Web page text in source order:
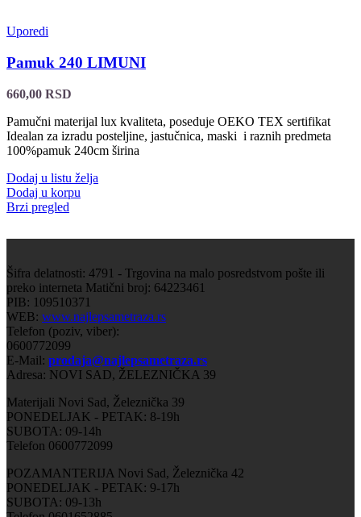
Uporedi
Pamuk 240 LIMUNI
660,00 RSD
Pamučni materijal lux kvaliteta, poseduje OEKO TEX sertifikat
Idealan za izradu posteljine, jastučnica, maski i raznih predmeta
100%pamuk 240cm širina
Dodaj u listu želja
Dodaj u korpu
Brzi pregled
Šifra delatnosti: 4791 - Trgovina na malo posredstvom pošte ili
preko interneta Matični broj: 64223461
PIB: 109510371
WEB: www.najlepsametraza.rs
Telefon (poziv, viber):
0600772099
E-Mail: prodaja@najlepsametraza.rs
Adresa: NOVI SAD, ŽELEZNIČKA 39
Materijali Novi Sad, Železnička 39
PONEDELJAK - PETAK: 8-19h
SUBOTA: 09-14h
Telefon 0600772099
POZAMANTERIJA Novi Sad, Železnička 42
PONEDELJAK - PETAK: 9-17h
SUBOTA: 09-13h